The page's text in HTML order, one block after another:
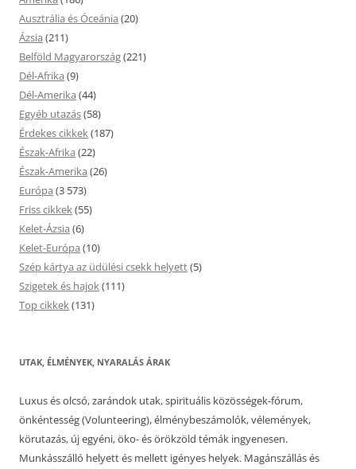
Ausztrália és Óceánia (20)
Ázsia (211)
Belföld Magyarország(221)
Dél-Afrika (9)
Dél-Amerika (44)
Egyéb utazás(58)
Érdekes cikkek(187)
Észak-Afrika (22)
Észak-Amerika (26)
Európa (3 573)
Friss cikkek(55)
Kelet-Ázsia (6)
Kelet-Európa (10)
Szép kártya az üdülési csekk helyett(5)
Szigetek és hajok(111)
Top cikkek(131)
UTAK, ÉLMÉNYEK, NYARALÁS ÁRAK
Luxus és olcsó, zarándok utak, spirituális közösségek-fórum,
önkéntesség (Volunteering), élménybeszámolók, vélemények,
körutazás, új egyéni, öko- és örökzöld témák ingyenesen.
Munkásszálló helyett és mellett igényes helyek. Magánszállás és